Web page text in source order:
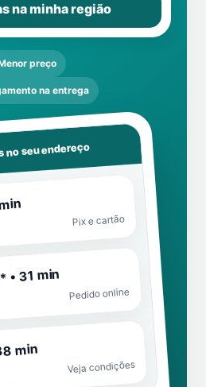
na minha região
preço
na entrega
seu endereço
Pix e cartão
• 31 min
Pedido online
min
Veja condições